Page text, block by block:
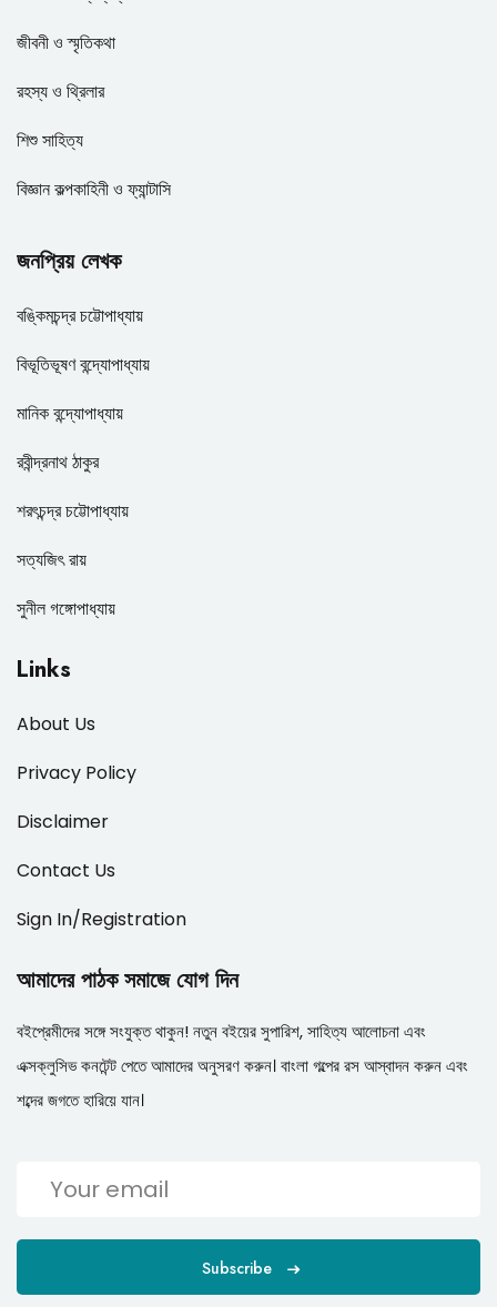
জীবনী ও স্মৃতিকথা
রহস্য ও থ্রিলার
শিশু সাহিত্য
বিজ্ঞান কল্পকাহিনী ও ফ্যান্টাসি
জনপ্রিয় লেখক
বঙ্কিমচন্দ্র চট্টোপাধ্যায়
বিভূতিভূষণ বন্দ্যোপাধ্যায়
মানিক বন্দ্যোপাধ্যায়
রবীন্দ্রনাথ ঠাকুর
শরৎচন্দ্র চট্টোপাধ্যায়
সত্যজিৎ রায়
সুনীল গঙ্গোপাধ্যায়
Links
About Us
Privacy Policy
Disclaimer
Contact Us
Sign In/Registration
আমাদের পাঠক সমাজে যোগ দিন
বইপ্রেমীদের সঙ্গে সংযুক্ত থাকুন! নতুন বইয়ের সুপারিশ, সাহিত্য আলোচনা এবং
এক্সক্লুসিভ কনটেন্ট পেতে আমাদের অনুসরণ করুন। বাংলা গল্পের রস আস্বাদন করুন এবং
শব্দের জগতে হারিয়ে যান।
Subscribe